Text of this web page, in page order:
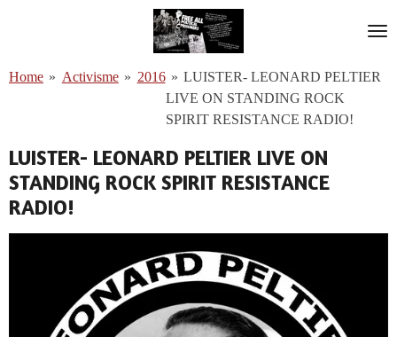
de
Home » Activisme » 2016 » LUISTER- LEONARD PELTIER
LIVE ON STANDING ROCK
SPIRIT RESISTANCE RADIO!
LUISTER- LEONARD PELTIER LIVE ON
STANDING ROCK SPIRIT RESISTANCE
RADIO!